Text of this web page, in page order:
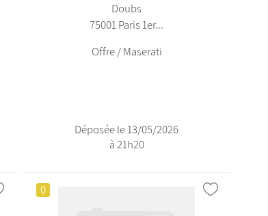
Doubs
75001 Paris 1er...
Offre / Maserati
Déposée le 13/05/2026
à 21h20
0